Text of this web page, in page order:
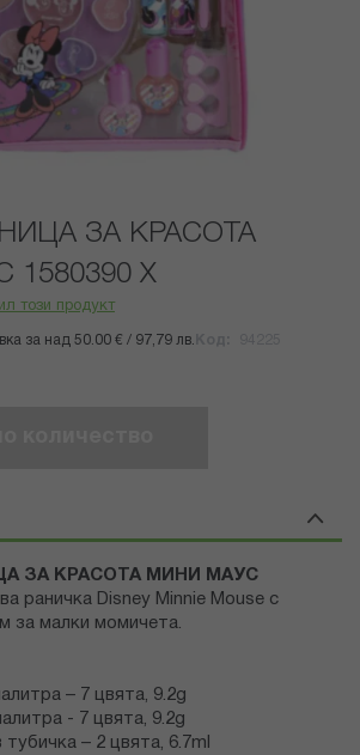
ЗА КРАСОТА
Х
този продукт
за над 50.00 € / 97,79 лв.
ЗА КРАСОТА МИНИ МАУС
раничка Disney Minnie Mouse с
за малки момичета.
– 7 цвята, 9.2g
- 7 цвята, 9.2g
тубичка – 2 цвята, 6.7ml